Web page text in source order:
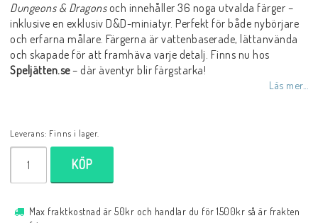
Dungeons & Dragonsoch innehåller 36 noga utvalda färger –
inklusive en exklusiv D&D-miniatyr. Perfekt för både nybörjare
och erfarna målare. Färgerna är vattenbaserade, lättanvända
och skapade för att framhäva varje detalj. Finns nu hos
Speljätten.se– där äventyr blir färgstarka!
Läs mer...
Leverans: Finns i lager.
KÖP
Max fraktkostnad är 50kr och handlar du för 1500kr så är frakten